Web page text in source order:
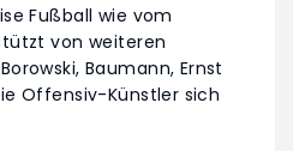
Fußball wie vom
von weiteren
Baumann, Ernst
Offensiv-Künstler sich